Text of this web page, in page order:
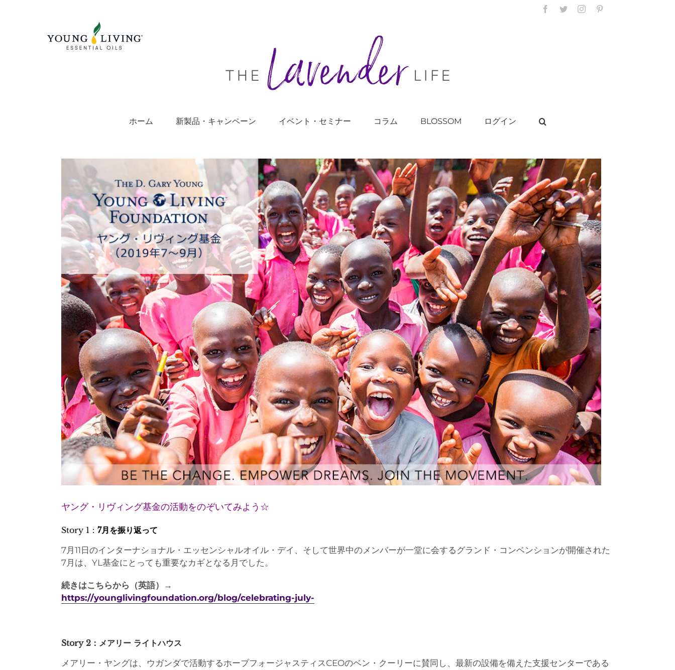
Facebook
TwitterInstagram
ホーム 新製品・キャンペーン イベント・セミナー コラム BLOSSOM ログイン
Larger
Image
ヤング・リヴィング基金の活動をのぞいてみよう☆
Story 1： 7月を振り返って
7月11日のインターナショナル・エッセンシャルオイル・デイ、そして世界中のメンバーが一堂に会するグランド・コンベンションが開催された
7月は、YL基金にとっても重要なカギとなる月でした。
続きはこちらから（英語）→
https://younglivingfoundation.org/blog/celebrating-july-
Story 2：メアリー ライトハウス
メアリー・ヤングは、ウガンダで活動するホープフォージャスティスCEOのベン・クーリーに賛同し、最新の設備を備えた支援センターである